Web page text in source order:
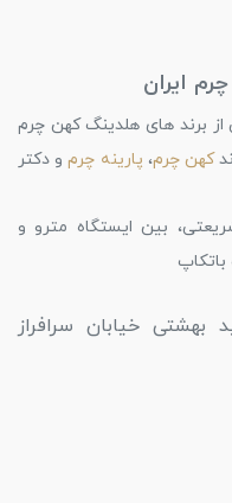
ایران
از برند های هلدینگ کهن چرم
کهن چرم، پارینه چرمو دکتر
بین ایستگاه مترو و
بهشتی خیابان سرافراز